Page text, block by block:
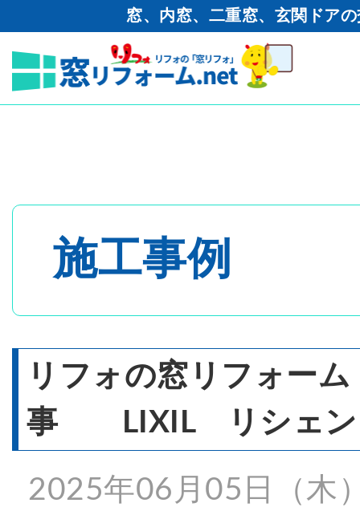
窓、内窓、二重窓、玄関ドア
- 内窓・二重窓
- 窓リフォーム
- 窓シャッター
窓リフォーム.net>工事ブログ
玄関取替工事 LIXIL リシ
施工事例
リフォの窓リフォー
事 LIXIL リシェン
2025年06月05日（木